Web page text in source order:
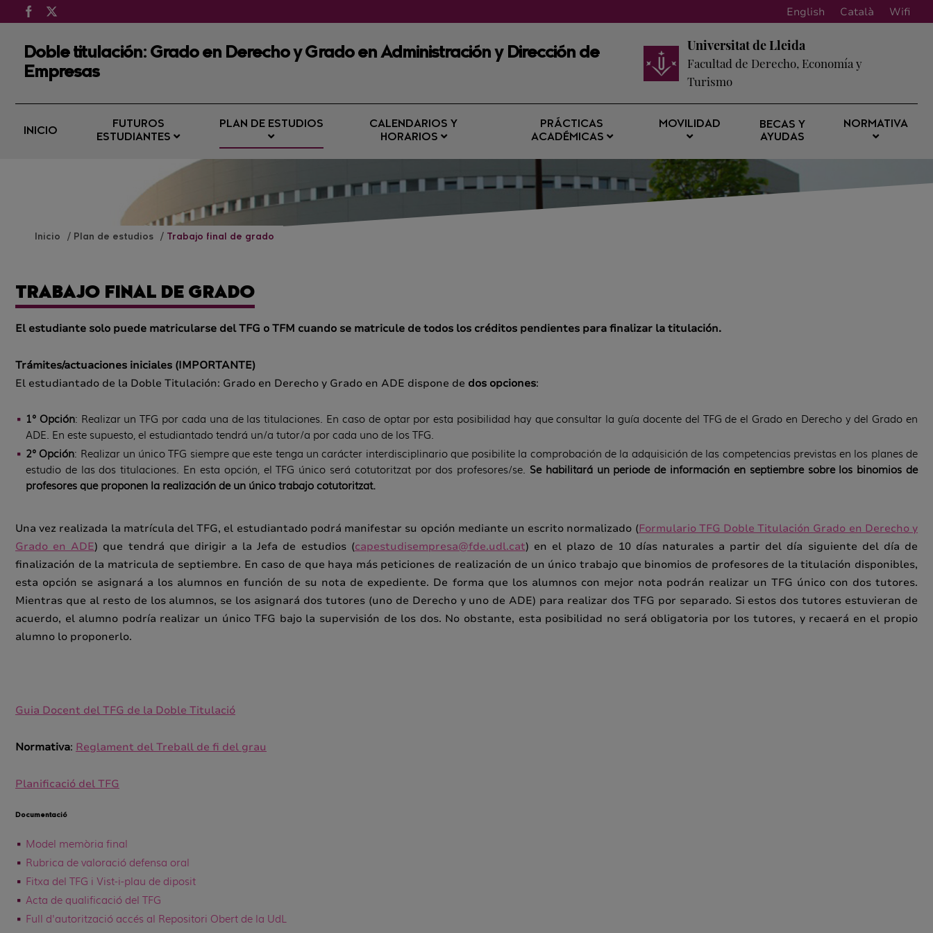
English Català Wifi
Doble titulación: Grado en Derecho y Grado en Administración y Dirección de
Empresas
Universitat de Lleida
Facultad de Derecho, Economía y
Turismo
INICIO
FUTUROS
ESTUDIANTES
PLAN DE ESTUDIOS
CALENDARIOS Y
HORARIOS
PRÁCTICAS
ACADÉMICAS
MOVILIDAD
BECAS Y
AYUDAS
NORMATIVA
Inicio Plan de estudios Trabajo final de grado
TRABAJO FINAL DE GRADO
El estudiante solo puede matricularse del TFG o TFM cuando se matricule de todos los créditos pendientes para finalizar la titulación.
Trámites/actuaciones iniciales (IMPORTANTE)
El estudiantado de la Doble Titulación: Grado en Derecho y Grado en ADE dispone de dos opciones:
1° Opción: Realizar un TFG por cada una de las titulaciones. En caso de optar por esta posibilidad hay que consultar la guía docente del TFG de el Grado en Derecho y del Grado en
ADE. En este supuesto, el estudiantado tendrá un/a tutor/a por cada uno de los TFG.
2° Opción: Realizar un único TFG siempre que este tenga un carácter interdisciplinario que posibilite la comprobación de la adquisición de las competencias previstas en los planes de
estudio de las dos titulaciones. En esta opción, el TFG único será cotutoritzat por dos profesores/se. Se habilitará un periode de información en septiembre sobre los binomios de
profesores que proponen la realización de un único trabajo cotutoritzat.
Una vez realizada la matrícula del TFG, el estudiantado podrá manifestar su opción mediante un escrito normalizado (Formulario TFG Doble Titulación Grado en Derecho y
Grado en ADE) que tendrá que dirigir a la Jefa de estudios (capestudisempresa@fde.udl.cat) en el plazo de 10 días naturales a partir del día siguiente del día de
finalización de la matricula de septiembre. En caso de que haya más peticiones de realización de un único trabajo que binomios de profesores de la titulación disponibles,
esta opción se asignará a los alumnos en función de su nota de expediente. De forma que los alumnos con mejor nota podrán realizar un TFG único con dos tutores.
Mientras que al resto de los alumnos, se los asignará dos tutores (uno de Derecho y uno de ADE) para realizar dos TFG por separado. Si estos dos tutores estuvieran de
acuerdo, el alumno podría realizar un único TFG bajo la supervisión de los dos. No obstante, esta posibilidad no será obligatoria por los tutores, y recaerá en el propio
alumno lo proponerlo.
Guia Docent del TFG de la Doble Titulació
Normativa: Reglament del Treball de fi del grau
Planificació del TFG
Documentació
Model memòria final
Rubrica de valoració defensa oral
Fitxa del TFG i Vist-i-plau de diposit
Acta de qualificació del TFG
Full d'autorització accés al Repositori Obert de la UdL